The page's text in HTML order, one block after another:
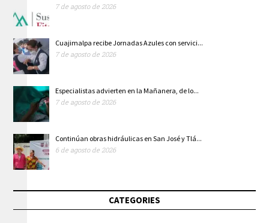
7 de agosto de 2026
Cuajimalpa recibe Jornadas Azules con servici...
7 de agosto de 2026
Especialistas advierten en la Mañanera, de lo...
7 de agosto de 2026
Continúan obras hidráulicas en San José y Tlá...
6 de agosto de 2026
CATEGORIES